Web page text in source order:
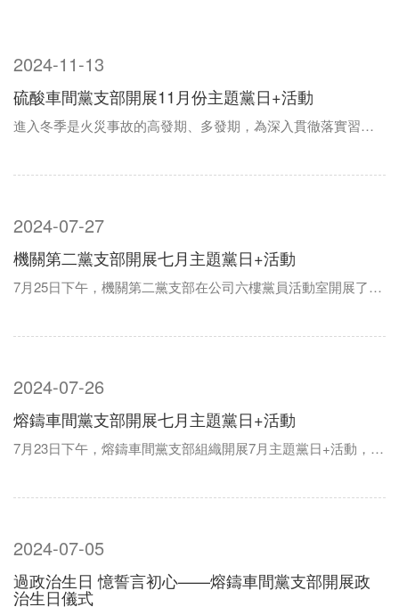
2024-11-13
硫酸車間黨支部開展11月份主題黨日+活動
進入冬季是火災事故的高發期、多發期，為深入貫徹落實習近平總書記關于消防安全重要指示精神，有效防范火災事故發生，結合公司消防安全宣傳月活動通知要求，車間黨支部利用主題黨日+活動，開展了“黨員帶頭查消防安全隱患”活動。11月12日上午8:30分...
2024-07-27
機關第二黨支部開展七月主題黨日+活動
7月25日下午，機關第二黨支部在公司六樓黨員活動室開展了7月份主題黨日+活動，支部全體黨員、預備黨員、入黨積極分子參加。 會上，學習傳達了習近平總書記對陜西商洛市柞水縣境內一高速公路橋梁發生垮塌作出的重要指示；傳達學習了中國共產黨...
2024-07-26
熔鑄車間黨支部開展七月主題黨日+活動
7月23日下午，熔鑄車間黨支部組織開展7月主題黨日+活動，支部全體黨員及班組長以上人員參加。活動中，大家集中學習了習近平總書記關于必須堅持自信自立的重要論述；學習了中國共產黨第二十屆中央委員會第三次全體會議公報內容。支部副書記晏長兵傳達了集...
2024-07-05
過政治生日 憶誓言初心——熔鑄車間黨支部開展政
治生日儀式